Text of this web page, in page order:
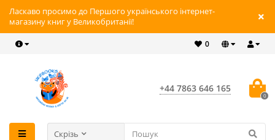
Ласкаво просимо до Першого українського інтернет-
магазину книг у Великобританії!
0
+44 7863 646 165
0
Скрізь